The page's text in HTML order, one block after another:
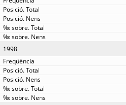
1998